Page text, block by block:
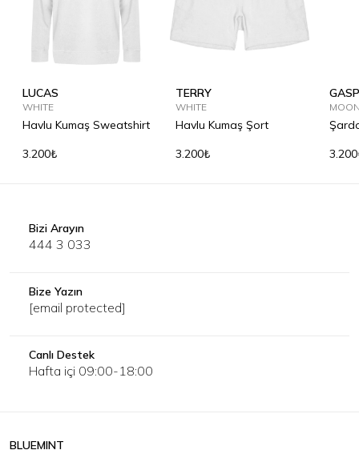
LUCAS
WHITE
Havlu Kumaş Sweatshirt
3.200₺
TERRY
WHITE
Havlu Kumaş Şort
3.200₺
Bizi Arayın
444 3 033
Bize Yazın
[email protected]
Canlı Destek
Hafta içi 09:00-18:00
BLUEMINT